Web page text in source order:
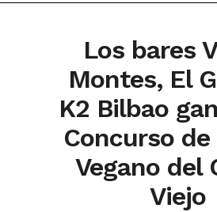
Los bares
Montes, El
K2 Bilbao
Concurso
Vegano del
Viejo